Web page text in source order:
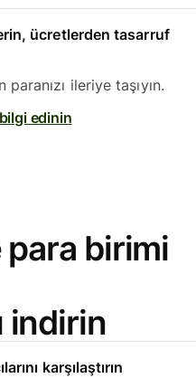
ücretlerden tasarruf
ileriye taşıyın.
edinin
birimi
indirin
karşılaştırın